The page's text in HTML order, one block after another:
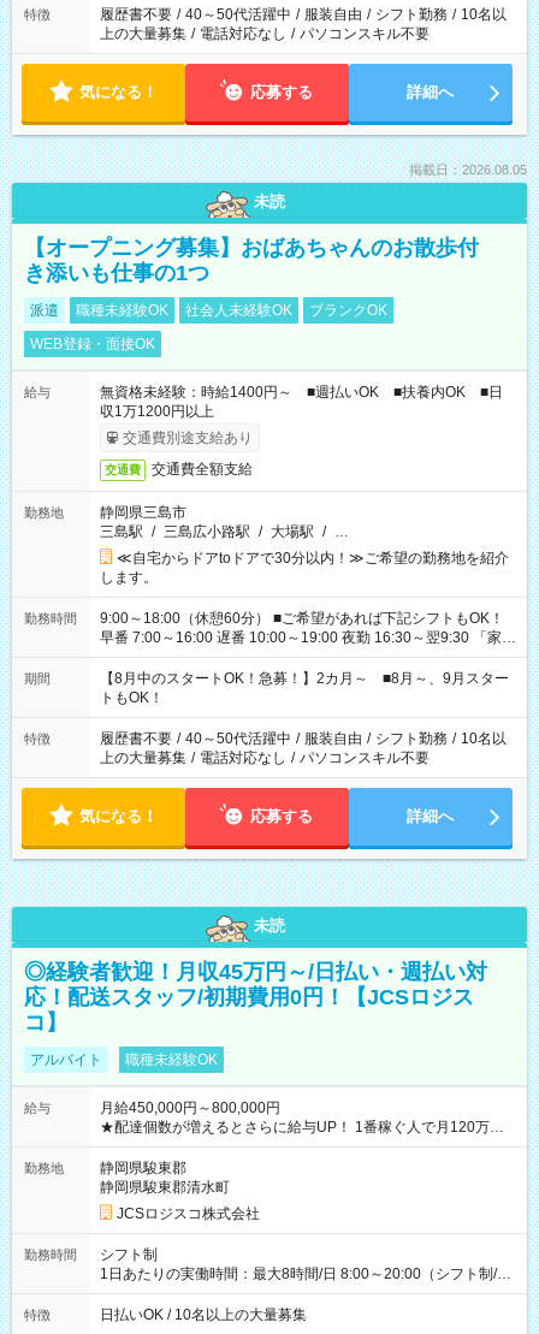
特徴 履歴書不要 / 40～50代活躍中 / 服装自由 / シフト勤務 / 10名以
上の大量募集 / 電話対応なし / パソコンスキル不要
気になる！ 応募する 詳細へ
掲載日：2026.08.05
未読
【オープニング募集】おばあちゃんのお散歩付
き添いも仕事の1つ
派遣 職種未経験OK 社会人未経験OK
ブランクOK
WEB登録・面接OK
給与
無資格未経験：時給1400円～ ■週払いOK ■扶養内OK ■日
収1万1200円以上
交通費別途支給あり
交通費 交通費全額支給
勤務地
静岡県三島市
三島駅 / 三島広小路駅 / 大場駅 / …
≪自宅からドアtoドアで30分以内！≫ご希望の勤務地を紹介
します。
勤務時間
9:00～18:00（休憩60分） ■ご希望があれば下記シフトもOK！
早番 7:00～16:00 遅番 10:00～19:00 夜勤 16:30～翌9:30 「家族
と休みを合わせたい」 「余裕を持って夕飯の準備がしたい」
「できれば残業はしたくない」 など、ご希望を教えてください
ね。 ※Wワーク希望の方へ 今ご覧のお仕事で希望する勤務時間
と、もう1つのお仕事の勤務時間。 合計で週40時間を超える場
合は応募できません。
期間
【8月中のスタートOK！急募！】2カ月～ ■8月～、9月スター
トもOK！
特徴 履歴書不要 / 40～50代活躍中 / 服装自由 / シフト勤務 / 10名以
上の大量募集 / 電話対応なし / パソコンスキル不要
気になる！ 応募する 詳細へ
未読
◎経験者歓迎！月収45万円～/日払い・週払い対
応！配送スタッフ/初期費用0円！【JCSロジス
コ】
アルバイト 職種未経験OK
給与
月給450,000円～800,000円
★配達個数が増えるとさらに給与UP！ 1番稼ぐ人で月120万ほ
ど！ ・主要都市エリア 月収55万円／週5日稼働 月収65万~112
万円／週6日稼働 ・地方郊外エリア 月収40万円／週5日稼働 月
収40万円~50万円／週6日稼働 ＜モデルイメージ＞ ■月収50万
円 (27歳男性/江東区在住)※元建築関係 1日150個配達×25日勤務
(日休み) ■月収80万円(43歳男性/墨田区在住)※元営業 1日200個
勤務地
静岡県駿東郡
静岡県駿東郡清水町
JCSロジスコ株式会社
勤務時間
シフト制
1日あたりの実働時間：最大8時間/日 8:00～20:00（シフト制/実
働8時間） ※週5日勤務（場所次第では週4も有り） ※配達状況
によって時間外での勤務可能性有り ※案件により多少の前後あ
特徴 日払いOK / 10名以上の大量募集